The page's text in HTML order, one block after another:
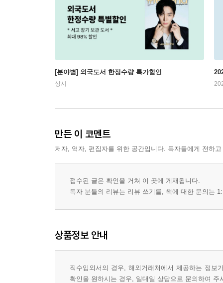
[분야별] 외국도서 한정수량 특가할인
상시
만든 이 코멘트
저자, 역자, 편집자를 위한 공간입니다. 독자들에게 전하
접수된 글은 확인을 거쳐 이 곳에 게재됩니다.
독자 분들의 리뷰는 리뷰 쓰기를, 책에 대한 문의는
상품정보 안내
직수입외서의 경우, 해외거래처에서 제공하는 정
확인을 원하시는 경우, 일대일 상담으로 문의하여 주